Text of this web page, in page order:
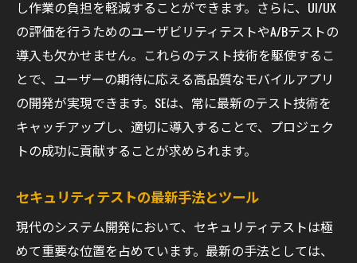
未来のテスト環境とツールの進化
し作業の負担を軽減することができます。さらに、UI/UX
の評価を行うためのユーザビリティテストやA/Bテストの
導入も欠かせません。これらのテスト技術を駆使するこ
とで、ユーザーの期待に応える高品質なモバイルアプリ
の開発が実現できます。SEは、常に最新のテスト技術を
キャッチアップし、適切に導入することで、プロジェク
トの成功に貢献することが求められます。
セキュリティテストの最新手法とツール
現代のシステム開発において、セキュリティテストは極
めて重要な位置を占めています。最新の手法としては、